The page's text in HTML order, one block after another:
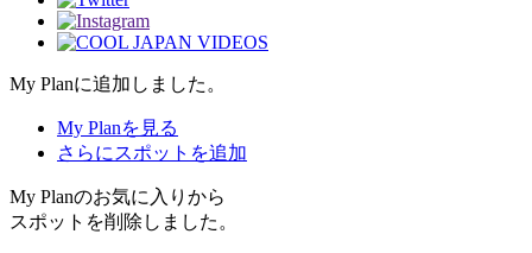
My Planに追加しました。
My Planを見る
さらにスポットを追加
My Planのお気に入りから
スポットを削除しました。